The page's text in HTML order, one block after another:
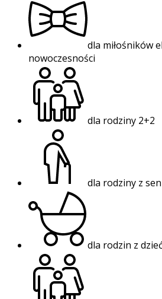
dla miłośników
nowoczesności
dla rodziny 2+2
dla rodziny z
dla rodzin z